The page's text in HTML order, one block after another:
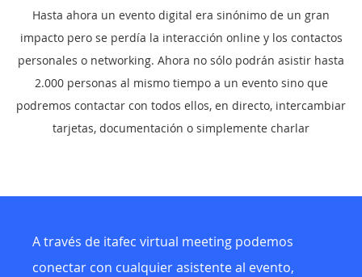
Hasta ahora un evento digital era sinónimo de un gran
impacto pero se perdía la interacción online y los contactos
personales o networking. Ahora no sólo podrán asistir hasta
2.000 personas al mismo tiempo a un evento sino que
podremos contactar con todos ellos, en directo, intercambiar
tarjetas, documentación o simplemente charlar
A través de itafec virtual meeting podemos
conectar con cualquier asistente al evento,